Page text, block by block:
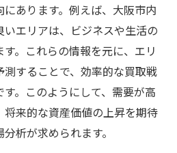
あります。例えば、大阪市内
エリアは、ビジネスや生活の
。これらの情報を元に、エリ
することで、効率的な買取戦
。このようにして、需要が高
将来的な資産価値の上昇を期待
析が求められます。